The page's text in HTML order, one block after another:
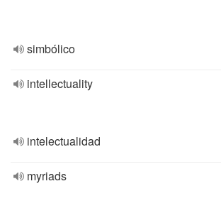
simbólico
intellectuality
intelectualidad
myriads